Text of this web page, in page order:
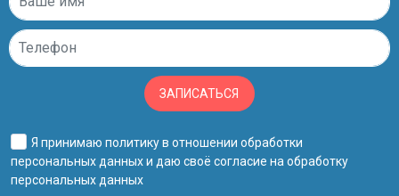
ЗАПИСАТЬСЯ
Я принимаю политику в отношении обработки
персональных данныхи даю своё согласие на обработку
персональных данных